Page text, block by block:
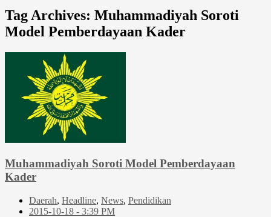
Tag Archives: Muhammadiyah Soroti
Model Pemberdayaan Kader
Muhammadiyah Soroti Model Pemberdayaan
Kader
Daerah, Headline, News, Pendidikan
2015-10-18 - 3:39 PM